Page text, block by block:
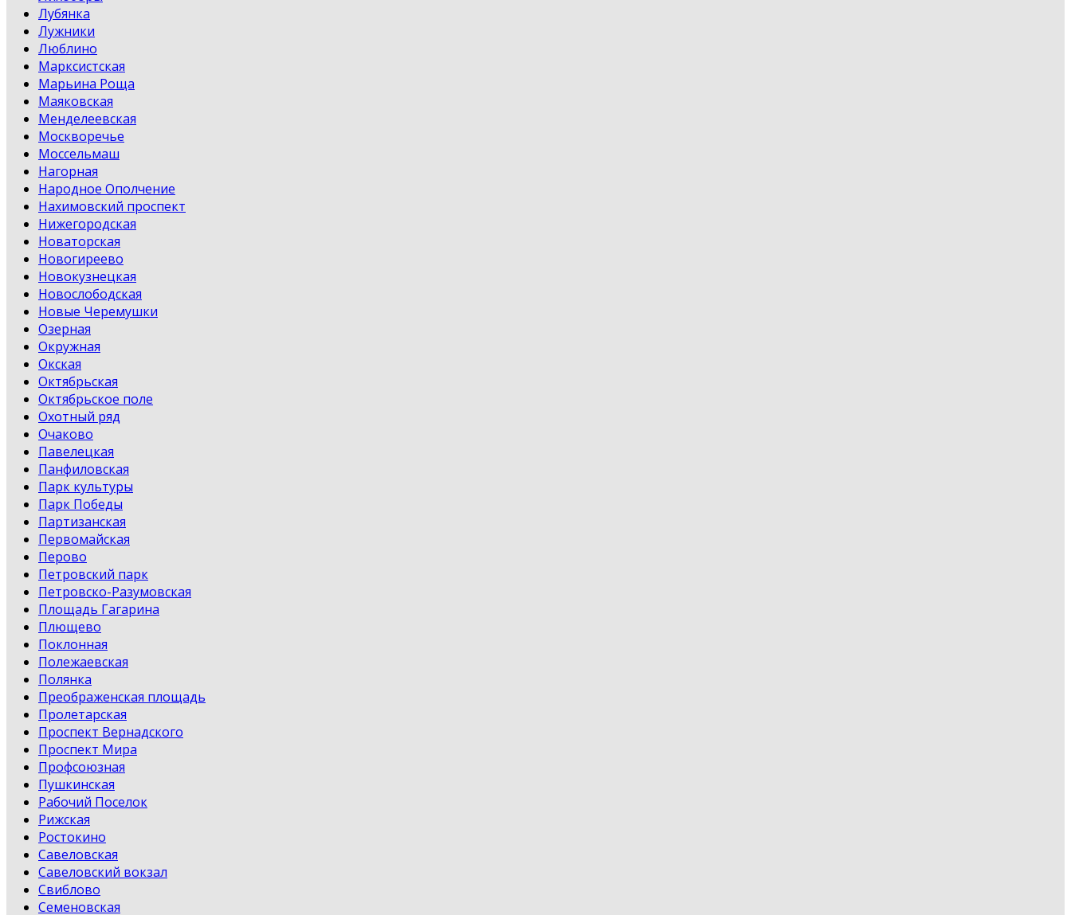
Лубянка
Лужники
Люблино
Марксистская
Марьина Роща
Маяковская
Менделеевская
Москворечье
Моссельмаш
Нагорная
Народное Ополчение
Нахимовский проспект
Нижегородская
Новаторская
Новогиреево
Новокузнецкая
Новослободская
Новые Черемушки
Озерная
Окружная
Окская
Октябрьская
Октябрьское поле
Охотный ряд
Очаково
Павелецкая
Панфиловская
Парк культуры
Парк Победы
Партизанская
Первомайская
Перово
Петровский парк
Петровско-Разумовская
Площадь Гагарина
Плющево
Поклонная
Полежаевская
Полянка
Преображенская площадь
Пролетарская
Проспект Вернадского
Проспект Мира
Профсоюзная
Пушкинская
Рабочий Поселок
Рижская
Ростокино
Савеловская
Савеловский вокзал
Свиблово
Семеновская